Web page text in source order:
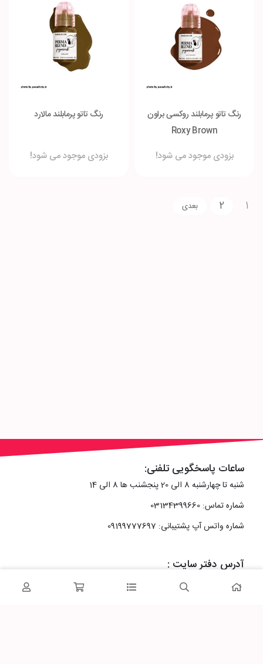
رنگ تاتو پرمابلند روکسی براون
Roxy Brown
بزودی موجود می شود!
رنگ تاتو پرمابلند مالارد
بزودی موجود می شود!
1
2
ساعات پاسخگویی تلفنی:
شنبه تا چهارشنبه 8 الی 20 پنجشنب ها 8 الی 14
شماره تماس: 03134399660
شماره واتس آپ پشتیبانی: 09199777697
آدرس دفتر سایت :
اصفهان، خیابان رزمندگان، کوچه شماره سه فرعی 2 پلاک 10